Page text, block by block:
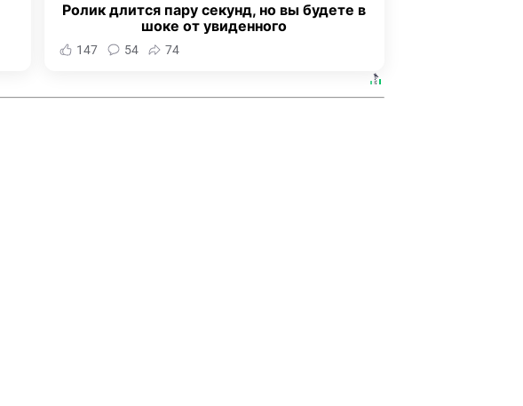
Ролик длится пару секунд, но вы будете в
шоке от увиденного
147 54 74